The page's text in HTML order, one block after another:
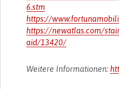
6.stm
https://
https://newatlas.com/
aid/13420/
Weitere Informationen: